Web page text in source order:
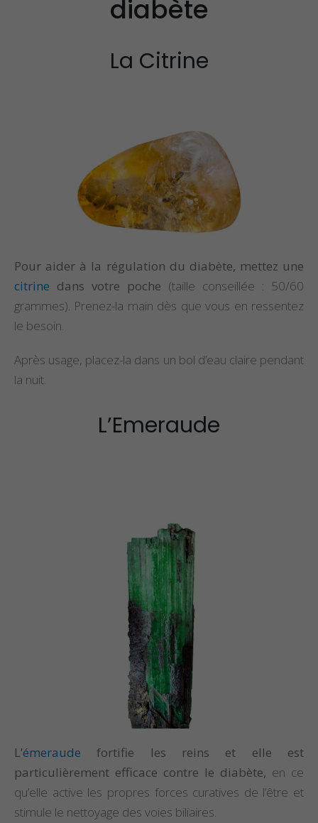
diabète
La Citrine
Pour aider à la régulation du diabète, mettez une
citrine dans votre poche (taille conseillée : 50/60
grammes). Prenez-la main dès que vous en ressentez
le besoin.
Après usage, placez-la dans un bol d’eau claire pendant
la nuit.
L’Emeraude
L’émeraude fortifie les reins et elle est
particulièrement efficace contre le diabète, en ce
qu’elle active les propres forces curatives de l’être et
stimule le nettoyage des voies biliaires.